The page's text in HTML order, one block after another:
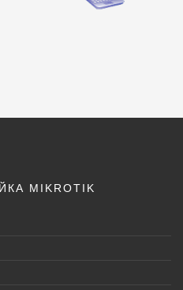
MIKROTIK